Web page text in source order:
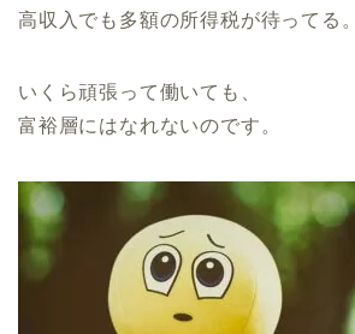
高収入でも多額の所得税が待ってる。
いくら頑張って働いても、
富裕層にはなれないのです。